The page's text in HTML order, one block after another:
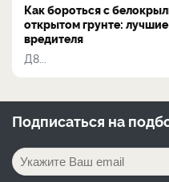
Как бороться с
открытом грунте:
вредителя
Д8...
Подписаться на